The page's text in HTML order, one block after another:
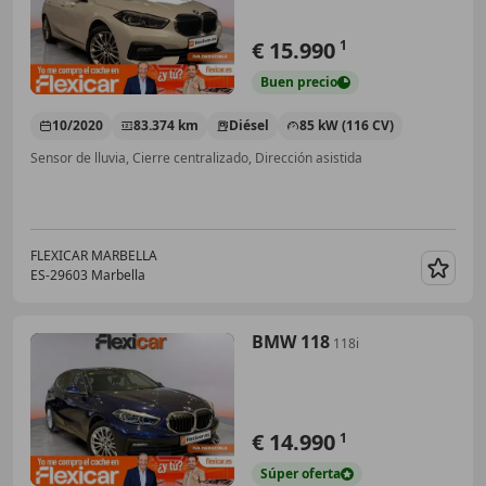
€ 15.990 1
Buen precio
10/2020 83.374 km Diésel
85 kW (116 CV)
Sensor de lluvia, Cierre centralizado, Dirección asistida
FLEXICAR MARBELLA
ES-29603 Marbella
BMW 118 118i
€ 14.990 1
Súperoferta